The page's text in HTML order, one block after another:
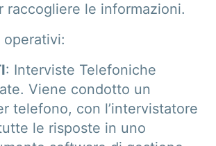
raccogliere le informazioni.
operativi:
: Interviste Telefoniche
Viene condotto un
telefono, con l’intervistatore
le risposte in uno